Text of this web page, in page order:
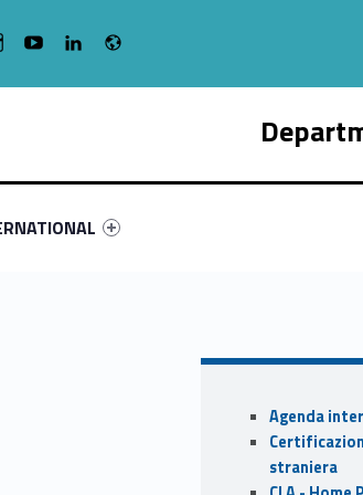
18924-19
#link-menu-primary-71882-21
on Facebook
WebMan on InstagramWebMan on YoutubeWebMan on Linkedin
Sidebar
Agenda
straniera